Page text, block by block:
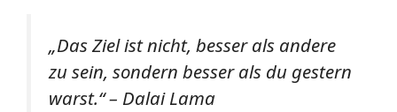
„Das Ziel ist nicht, besser als andere
zu sein, sondern besser als du gestern
warst.“ – Dalai Lama